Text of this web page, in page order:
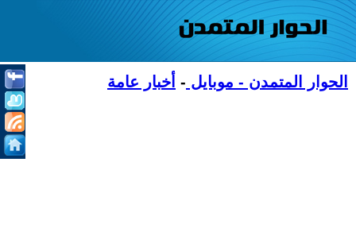
الحوار المتمدن - موبايل - أخبار عامة